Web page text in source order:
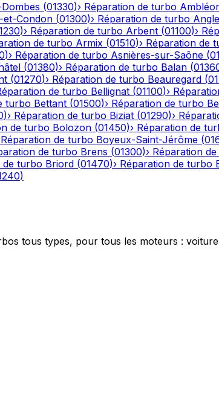
(01330)› Réparation de turbo
et-Condon (01300)› Réparation de turbo
)› Réparation de turbo Arbent (01100)›
de turbo Armix (01510)› Réparation de
)› Réparation de turbo Asnières-sur-Saône (
(01380)› Réparation de turbo Balan (
(01270)› Réparation de turbo Beauregard (
de turbo Bellignat (01100)›
turbo Bettant (01500)› Réparation de turbo
)› Réparation de turbo Biziat (01290)›
de turbo Bolozon (01450)› Réparation de
Réparation de turbo Boyeux-Saint-Jérôme (
de turbo Brens (01300)› Réparation
de turbo Briord (01470)› Réparation de turbo
)
tous types, pour tous les moteurs :